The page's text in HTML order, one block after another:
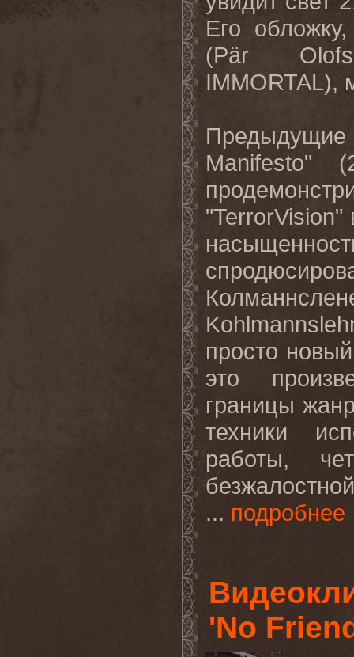
Его
(Pär
IMMORTAL),
Manifesto"
"TerrorVision"
просто
это
границы
техники
работы,
... подробнее
'No